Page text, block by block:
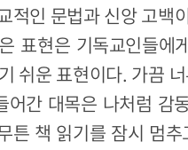
적인 문법과 신앙 고백
표현은 기독교인들에
쉬운 표현이다. 가끔
간 대목은 나처럼 감
튼 책 읽기를 잠시 멈